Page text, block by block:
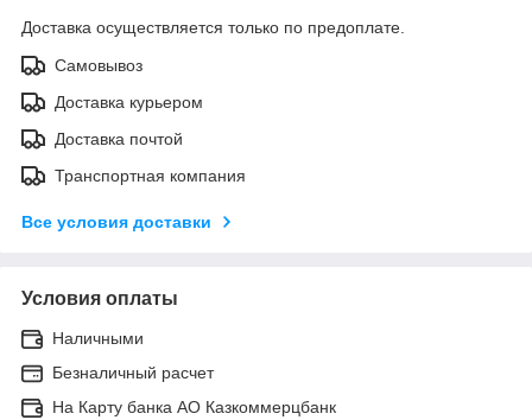
Доставка осуществляется только по предоплате.
Самовывоз
Доставка курьером
Доставка почтой
Транспортная компания
Все условия доставки
Условия оплаты
Наличными
Безналичный расчет
На Карту банка АО Казкоммерцбанк